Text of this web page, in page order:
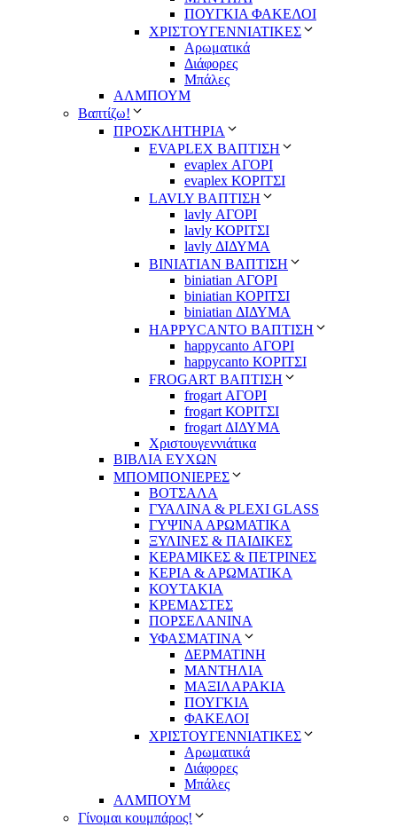
ΠΟΥΓΚΙΑ ΦΑΚΕΛΟΙ
ΧΡΙΣΤΟΥΓΕΝΝΙΑΤΙΚΕΣ
Αρωματικά
Διάφορες
Μπάλες
ΑΛΜΠΟΥΜ
Βαπτίζω!
ΠΡΟΣΚΛΗΤΗΡΙΑ
EVAPLEX ΒΑΠΤΙΣΗ
evaplex ΑΓΟΡΙ
evaplex ΚΟΡΙΤΣΙ
LAVLY ΒΑΠΤΙΣΗ
lavly ΑΓΟΡΙ
lavly ΚΟΡΙΤΣΙ
lavly ΔΙΔΥΜΑ
ΒΙΝΙΑΤΙΑΝ ΒΑΠΤΙΣΗ
biniatian ΑΓΟΡΙ
biniatian ΚΟΡΙΤΣΙ
biniatian ΔΙΔΥΜΑ
HAPPYCANTO ΒΑΠΤΙΣΗ
happycanto ΑΓΟΡΙ
happycanto ΚΟΡΙΤΣΙ
FROGART ΒΑΠΤΙΣΗ
frogart ΑΓΟΡΙ
frogart ΚΟΡΙΤΣΙ
frogart ΔΙΔΥΜΑ
Χριστουγεννιάτικα
ΒΙΒΛΙΑ ΕΥΧΩΝ
ΜΠΟΜΠΟΝΙΕΡΕΣ
ΒΟΤΣΑΛΑ
ΓΥΑΛΙΝΑ & PLEXI GLASS
ΓΥΨΙΝΑ ΑΡΩΜΑΤΙΚΑ
ΞΥΛΙΝΕΣ & ΠΑΙΔΙΚΕΣ
ΚΕΡΑΜΙΚΕΣ & ΠΕΤΡΙΝΕΣ
ΚΕΡΙΑ & ΑΡΩΜΑΤΙΚΑ
ΚΟΥΤΑΚΙΑ
ΚΡΕΜΑΣΤΕΣ
ΠΟΡΣΕΛΑΝΙΝΑ
ΥΦΑΣΜΑΤΙΝA
ΔΕΡΜΑΤΙΝΗ
ΜΑΝΤΗΛΙΑ
ΜΑΞΙΛΑΡΑΚΙΑ
ΠΟΥΓΚΙΑ
ΦΑΚΕΛΟΙ
ΧΡΙΣΤΟΥΓΕΝΝΙΑΤΙΚΕΣ
Αρωματικά
Διάφορες
Μπάλες
ΑΛΜΠΟΥΜ
Γίνομαι κουμπάρος!